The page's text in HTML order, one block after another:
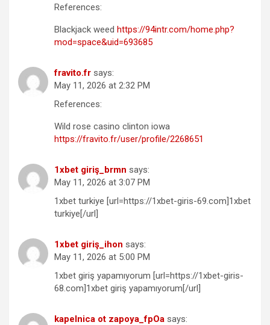
References:
Blackjack weed https://94intr.com/home.php?
mod=space&uid=693685
fravito.fr says:
May 11, 2026 at 2:32 PM
References:
Wild rose casino clinton iowa
https://fravito.fr/user/profile/2268651
1xbet giriş_brmn says:
May 11, 2026 at 3:07 PM
1xbet turkiye [url=https://1xbet-giris-69.com]1xbet
turkiye[/url]
1xbet giriş_ihon says:
May 11, 2026 at 5:00 PM
1xbet giriş yapamıyorum [url=https://1xbet-giris-
68.com]1xbet giriş yapamıyorum[/url]
kapelnica ot zapoya_fpOa says: